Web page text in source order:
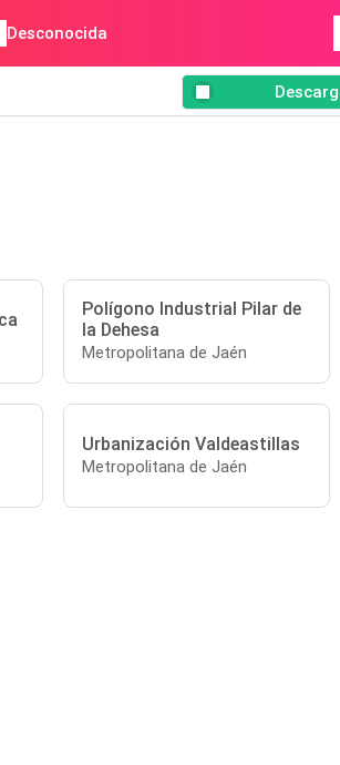
Desconocida
Polígono Industrial Pilar de
la Dehesa
Metropolitana de Jaén
Urbanización Valdeastillas
Metropolitana de Jaén